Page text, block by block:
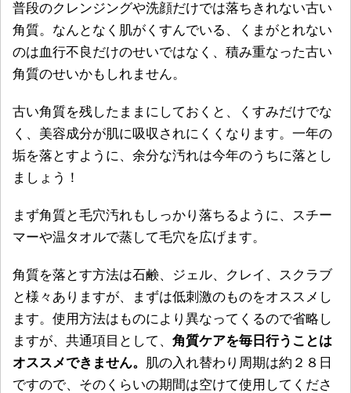
普段のクレンジングや洗顔だけでは落ちきれない古い
角質。なんとなく肌がくすんでいる、くまがとれない
のは血行不良だけのせいではなく、積み重なった古い
角質のせいかもしれません。
古い角質を残したままにしておくと、くすみだけでな
く、美容成分が肌に吸収されにくくなります。一年の
垢を落とすように、余分な汚れは今年のうちに落とし
ましょう！
まず角質と毛穴汚れもしっかり落ちるように、スチー
マーや温タオルで蒸して毛穴を広げます。
角質を落とす方法は石鹸、ジェル、クレイ、スクラブ
と様々ありますが、まずは低刺激のものをオススメし
ます。使用方法はものにより異なってくるので省略し
ますが、共通項目として、 角質ケアを毎日行うことは
オススメできません。 肌の入れ替わり周期は約２８日
ですので、そのくらいの期間は空けて使用してくださ